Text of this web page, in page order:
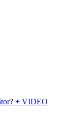
+ VIDEO